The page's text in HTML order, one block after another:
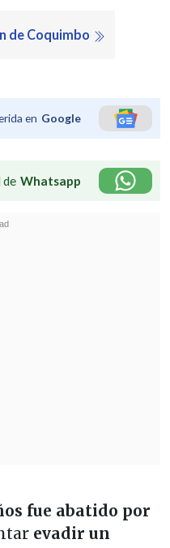
de Coquimbo
en Google
de Whatsapp
fue abatido por
evadir un